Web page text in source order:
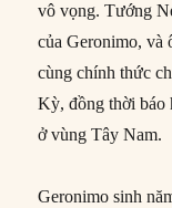
vô vọng. Tướng
của Geronimo, và
cùng chính thức
Kỳ, đồng thời báo
ở vùng Tây Nam.
Geronimo sinh